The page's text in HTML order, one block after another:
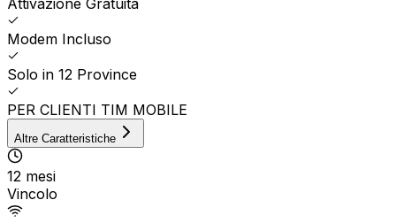
Attivazione Gratuita
Modem Incluso
Solo in 12 Province
PER CLIENTI TIM MOBILE
Altre Caratteristiche
12 mesi
Vincolo